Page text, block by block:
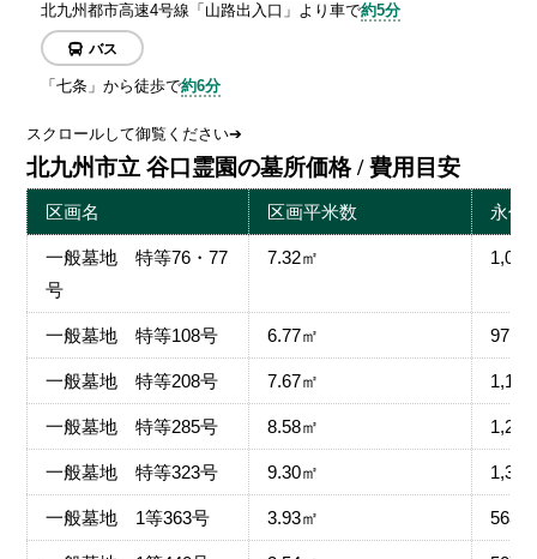
北九州都市高速4号線「山路出入口」より車で約5分
バス
「七条」から徒歩で約6分
スクロールして御覧ください➔
北九州市立 谷口霊園の墓所価格 / 費用目安
区画名 区画平米数 永代
一般墓地 特等76・77
号
7.32㎡
一般墓地 特等108号 6.77㎡
一般墓地 特等208号 7.67㎡
一般墓地 特等285号 8.58㎡
一般墓地 特等323号 9.30㎡
一般墓地 1等363号 3.93㎡